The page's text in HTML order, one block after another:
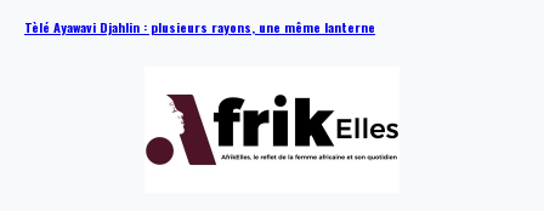
Tèlé Ayawavi Djahlin : plusieurs rayons, une même lanterne